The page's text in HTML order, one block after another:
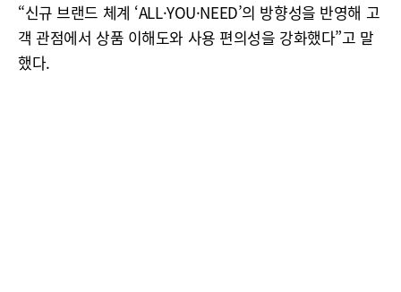
“신규 브랜드 체계 ‘ALL·YOU·NEED’의 방향성을 반영해 고
객 관점에서 상품 이해도와 사용 편의성을 강화했다”고 말
했다.